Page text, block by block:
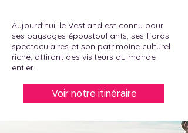
Aujourd'hui, le Vestland est connu pour
ses paysages époustouflants, ses fjords
spectaculaires et son patrimoine culturel
riche, attirant des visiteurs du monde
entier.
Voir notre itinéraire